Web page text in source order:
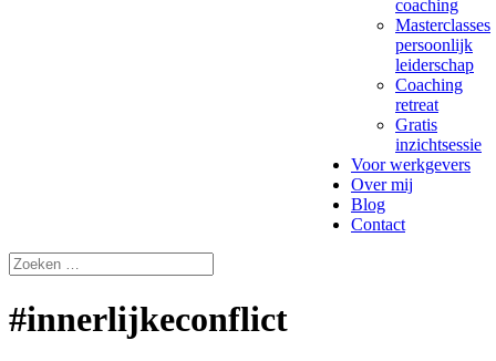
coaching
Masterclasses
persoonlijk
leiderschap
Coaching
retreat
Gratis
inzichtsessie
Voor werkgevers
Over mij
Blog
Contact
#innerlijkeconflict